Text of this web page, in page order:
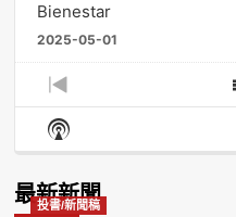
Bienestar
2025-05-01
Previous
Episode
Show
Podcast
最新新聞
投書/新聞稿